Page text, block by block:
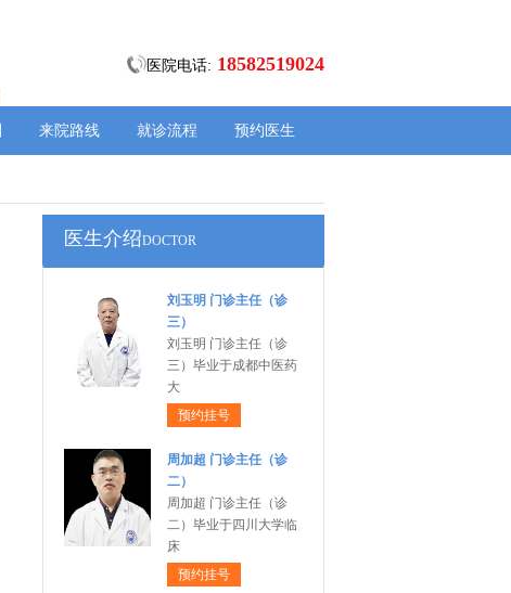
医院电话: 18582519024
来院路线 就诊流程 预约医生
医生介绍DOCTOR
刘玉明 门诊主任（诊
三）
刘玉明 门诊主任（诊
三）毕业于成都中医药
大
预约挂号
周加超 门诊主任（诊
二）
周加超 门诊主任（诊
二）毕业于四川大学临
床
预约挂号